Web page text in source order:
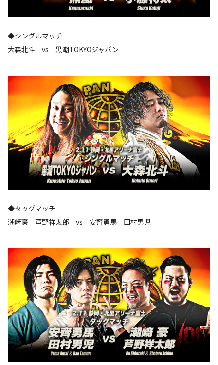
◆シングルマッチ
大森北斗 vs 黒潮TOKYOジャパン
◆タッグマッチ
潮﨑豪 芦野祥太郎 vs 安齊勇馬 田村男児